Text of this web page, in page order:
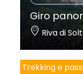
Giro
Riva di
Trekking e